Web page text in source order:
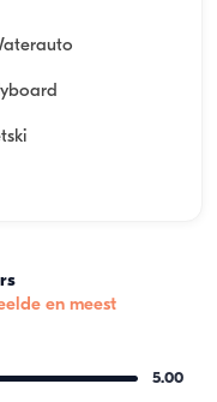
en meest
5.00